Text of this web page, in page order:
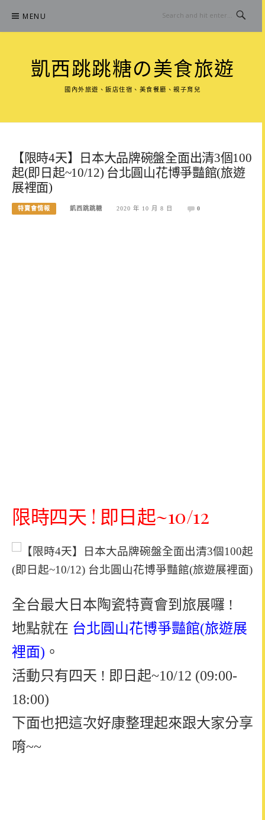
content
MENU
凱西跳跳糖の美食旅遊
國內外旅遊、飯店住宿、美食餐廳、親子育兒
【限時4天】日本大品牌碗盤全面出清3個100
起(即日起~10/12) 台北圓山花博爭豔館(旅遊
展裡面)
特賣會情報 凱西跳跳糖 2020 年 10 月 8 日 0
限時四天 ! 即日起~10/12
全台最大日本陶瓷特賣會到旅展囉 !
地點就在 台北圓山花博爭豔館(旅遊展
裡面) 。
活動只有四天 ! 即日起~10/12 (09:00-
18:00)
下面也把這次好康整理起來跟大家分享
唷~~